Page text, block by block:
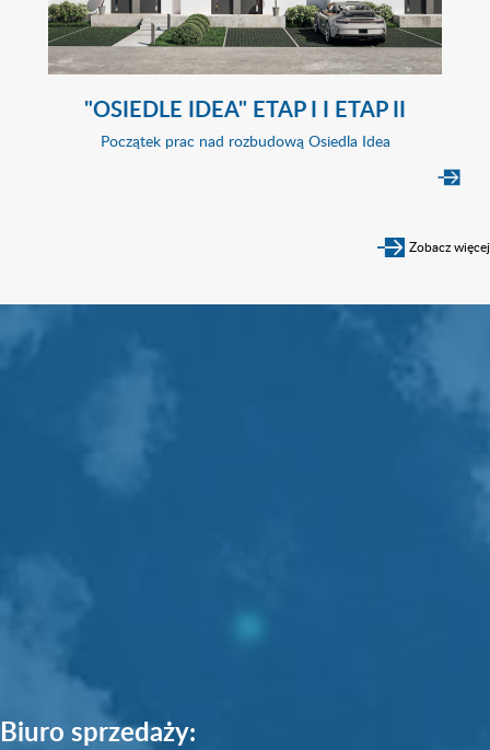
"OSIEDLE IDEA" ETAP I I ETAP II
Początek prac nad rozbudową Osiedla Idea
Zobacz więcej
Wyszukiwarka mieszkań
Biuro sprzedaży: